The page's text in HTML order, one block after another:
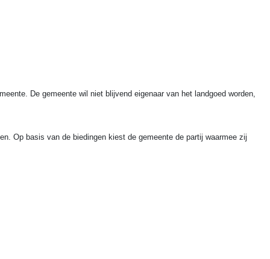
De gemeente wil niet blijvend eigenaar van het landgoed worden,
Op basis van de biedingen kiest de gemeente de partij waarmee zij